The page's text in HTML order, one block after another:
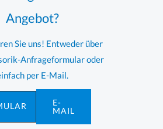
Angebot?
Sie uns! Entweder über
Anfrageformular oder
per E-Mail.
E-
MAIL